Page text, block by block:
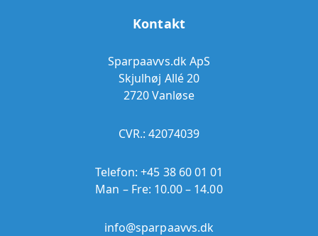
Kontakt
Sparpaavvs.dk ApS
Skjulhøj Allé 20
2720 Vanløse
CVR.: 42074039
Telefon:+45 38 60 01 01
Man – Fre: 10.00 – 14.00
info@sparpaavvs.dk